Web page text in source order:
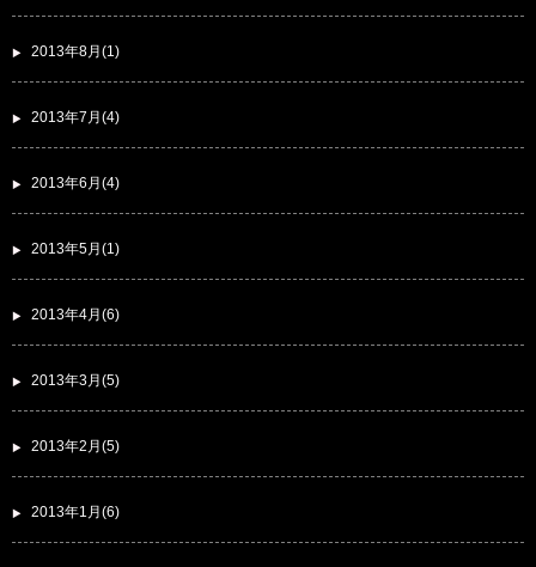
2013年8月(1)
2013年7月(4)
2013年6月(4)
2013年5月(1)
2013年4月(6)
2013年3月(5)
2013年2月(5)
2013年1月(6)